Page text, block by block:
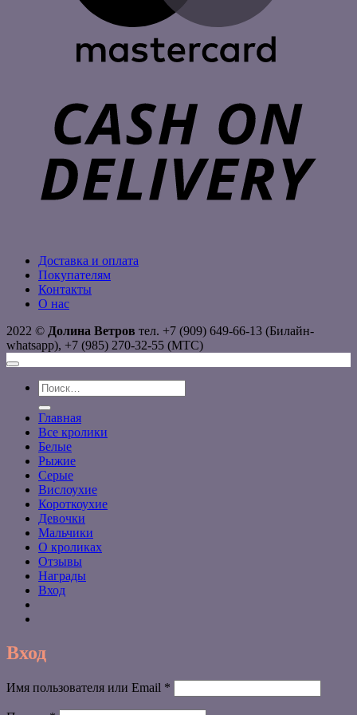
Доставка и оплата
Покупателям
Контакты
О нас
2022 © Долина Ветров тел. +7 (909) 649-66-13 (Билайн-
whatsapp), +7 (985) 270-32-55 (МТС)
Искать:
Главная
Все кролики
Белые
Рыжие
Серые
Вислоухие
Короткоухие
Девочки
Мальчики
О кроликах
Отзывы
Награды
Вход
Вход
Имя пользователя или Email *